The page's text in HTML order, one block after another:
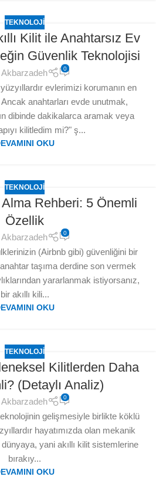
TEKNOLOJI
Kilit ile Anahtarsız Ev
Güvenlik Teknolojisi
0
evlerimizi korumanın en
anahtarları evde unutmak,
dibinde dakikalarca aramak veya
kilitledim mi?" ş...
OKU
TEKNOLOJI
Alma Rehberi: 5 Önemli
Özellik
0
(Airbnb gibi) güvenliğini bir
taşıma derdine son vermek
yararlanmak istiyorsanız,
bir akıllı kili...
OKU
TEKNOLOJI
Kilitlerden Daha
(Detaylı Analiz)
0
gelişmesiyle birlikte köklü
hayatımızda olan mekanik
yani akıllı kilit sistemlerine
bırakıy...
OKU